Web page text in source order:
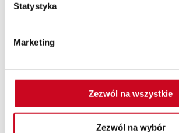
Statystyka
Marketing
Zezwól na wszystkie
Zezwól na wybór
telewizyjnym „Bulionerzy”. Inną dużą rolą
Kasi Nowak w „Pogodzie na piątek”. W 2007
„Mamuśki”. Od 2013 roku występuje w
„Pierwsza miłość”. W latach 2005–2008
spektaklu„Między łóżkami”.
Patroni Medialni Teatru